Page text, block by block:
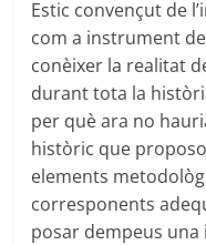
Estic convençut de
com a instrument
conèixer la realitat
durant tota la
per què ara no
històric que
elements
corresponents
posar dempeus una